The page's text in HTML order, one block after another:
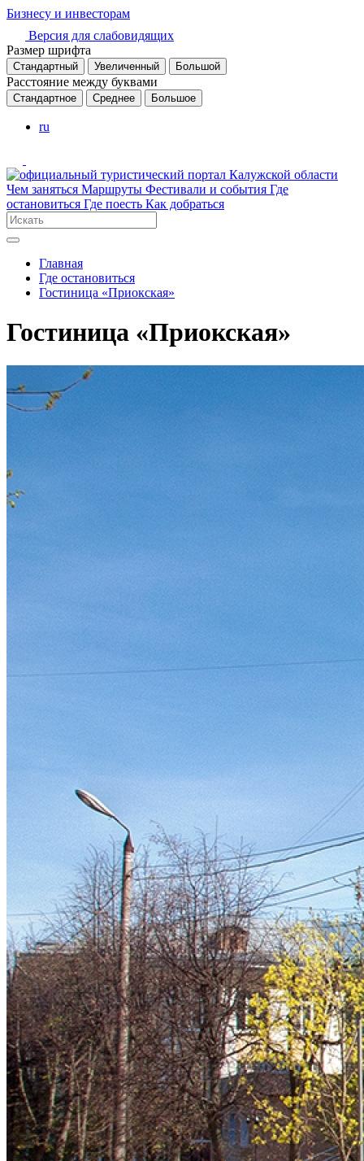
Бизнесу и инвесторам
Версия для слабовидящих
Размер шрифта
Стандартный Увеличенный Большой
Расстояние между буквами
Стандартное Среднее Большое
ru
Чем заняться Маршруты Фестивали и события Где
остановиться Где поесть Как добраться
Главная
Где остановиться
Гостиница «Приокская»
Гостиница «Приокская»